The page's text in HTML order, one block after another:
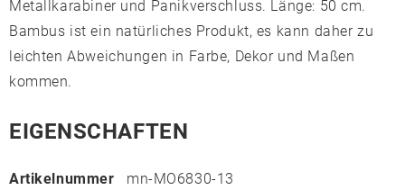
Metallkarabiner und Panikverschluss. Länge: 50 cm.
Bambus ist ein natürliches Produkt, es kann daher zu
leichten Abweichungen in Farbe, Dekor und Maßen
kommen.
EIGENSCHAFTEN
Artikelnummer
mn-MO6830-13